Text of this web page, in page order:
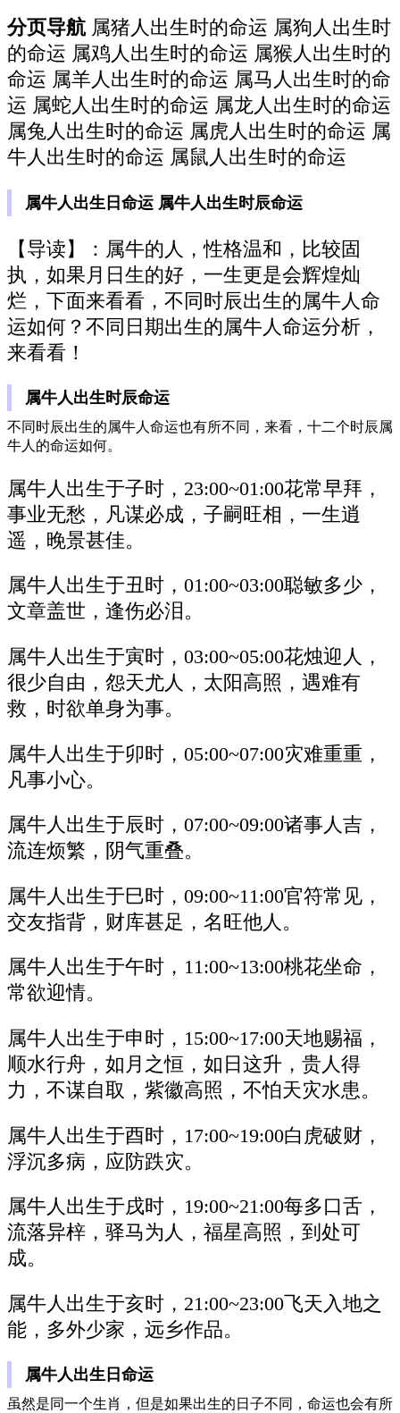
分页导航属猪人出生时的命运 属狗人出生时
的命运 属鸡人出生时的命运 属猴人出生时的
命运 属羊人出生时的命运 属马人出生时的命
运 属蛇人出生时的命运 属龙人出生时的命运
属兔人出生时的命运 属虎人出生时的命运 属
牛人出生时的命运 属鼠人出生时的命运
属牛人出生日命运 属牛人出生时辰命运
【导读】：属牛的人，性格温和，比较固
执，如果月日生的好，一生更是会辉煌灿
烂，下面来看看，不同时辰出生的属牛人命
运如何？不同日期出生的属牛人命运分析，
来看看！
属牛人出生时辰命运
不同时辰出生的属牛人命运也有所不同，来看，十二个时辰属
牛人的命运如何。
属牛人出生于子时，23:00~01:00花常早拜，
事业无愁，凡谋必成，子嗣旺相，一生逍
遥，晚景甚佳。
属牛人出生于丑时，01:00~03:00聪敏多少，
文章盖世，逢伤必泪。
属牛人出生于寅时，03:00~05:00花烛迎人，
很少自由，怨天尤人，太阳高照，遇难有
救，时欲单身为事。
属牛人出生于卯时，05:00~07:00灾难重重，
凡事小心。
属牛人出生于辰时，07:00~09:00诸事人吉，
流连烦繁，阴气重叠。
属牛人出生于巳时，09:00~11:00官符常见，
交友指背，财库甚足，名旺他人。
属牛人出生于午时，11:00~13:00桃花坐命，
常欲迎情。
属牛人出生于申时，15:00~17:00天地赐福，
顺水行舟，如月之恒，如日这升，贵人得
力，不谋自取，紫徽高照，不怕天灾水患。
属牛人出生于酉时，17:00~19:00白虎破财，
浮沉多病，应防跌灾。
属牛人出生于戌时，19:00~21:00每多口舌，
流落异梓，驿马为人，福星高照，到处可
成。
属牛人出生于亥时，21:00~23:00飞天入地之
能，多外少家，远乡作品。
属牛人出生日命运
虽然是同一个生肖，但是如果出生的日子不同，命运也会有所